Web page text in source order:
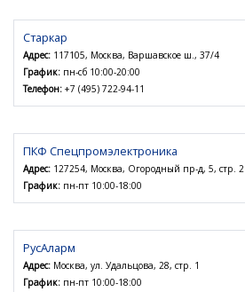
Старкар
Адрес: 117105, Москва, Варшавское ш., 37/4
График: пн-сб 10:00-20:00
Телефон: +7 (495) 722-94-11
ПКФ Спецпромэлектроника
Адрес: 127254, Москва, Огородный пр-д, 5, стр. 2
График: пн-пт 10:00-18:00
РусАларм
Адрес: Москва, ул. Удальцова, 28, стр. 1
График: пн-пт 10:00-18:00